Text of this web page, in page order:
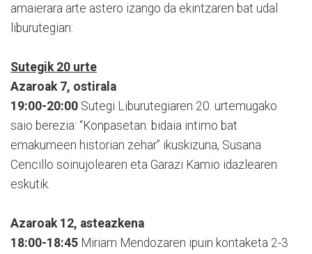
amaierara arte astero izango da ekintzaren bat udal
liburutegian:
Sutegik 20 urte
Azaroak 7, ostirala
19:00-20:00 Sutegi Liburutegiaren 20. urtemugako
saio berezia: “Konpasetan: bidaia intimo bat
emakumeen historian zehar” ikuskizuna, Susana
Cencillo soinujolearen eta Garazi Kamio idazlearen
eskutik.
Azaroak 12, asteazkena
18:00-18:45 Miriam Mendozaren ipuin kontaketa 2-3